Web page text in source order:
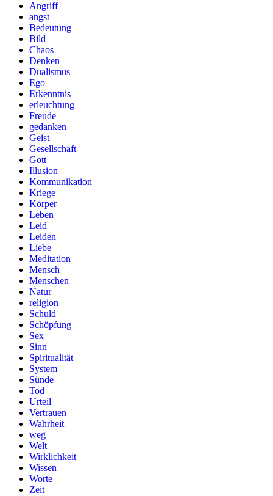
Angriff
angst
Bedeutung
Bild
Chaos
Denken
Dualismus
Ego
Erkenntnis
erleuchtung
Freude
gedanken
Geist
Gesellschaft
Gott
Illusion
Kommunikation
Kriege
Körper
Leben
Leid
Leiden
Liebe
Meditation
Mensch
Menschen
Natur
religion
Schuld
Schöpfung
Sex
Sinn
Spiritualität
System
Sünde
Tod
Urteil
Vertrauen
Wahrheit
weg
Welt
Wirklichkeit
Wissen
Worte
Zeit